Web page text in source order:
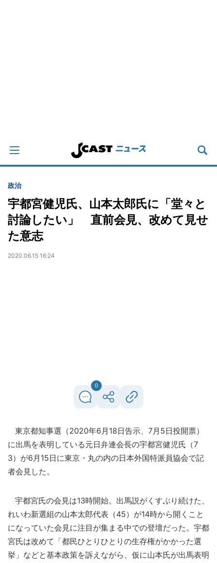
政治
宇都宮健児氏、山本太郎氏に「堂々と
討論したい」 直前会見、改めて見せ
た意志
2020.06.15 16:24
0
東京都知事選（2020年6月18日告示、7月5日投開票）
に出馬を表明している元日弁連会長の宇都宮健児氏（7
3）が6月15日に東京・丸の内の日本外国特派員協会で記
者会見した。
宇都宮氏の会見は13時開始。出馬説がくすぶり続けた、
れいわ新選組の山本太郎代表（45）が14時から開くこと
になっていた会見に注目が集まる中での登壇だった。宇都
宮氏は改めて「都民ひとりひとりの生存権がかかった選
挙」などと基本政策を訴えながら、仮に山本氏が出馬表明